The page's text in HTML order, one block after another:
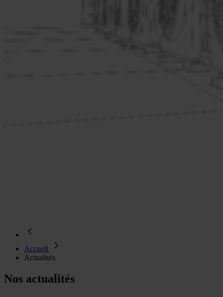
Accueil
Actualités
Nos actualités